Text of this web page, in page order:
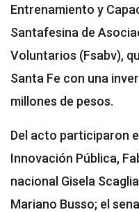
Entrenamiento y
Santafesina de
Voluntarios (Fsabv),
Santa Fe con una
millones de pesos.
Del acto participaron
Innovación Pública,
nacional Gisela
Mariano Busso; el